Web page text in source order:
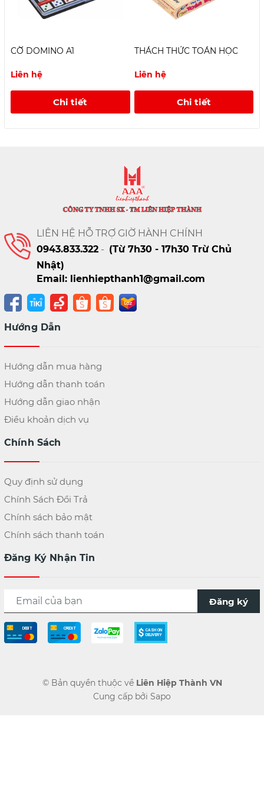
CỜ DOMINO A1
Liên hệ
Chi tiết
THÁCH THỨC TOÁN HỌC
Liên hệ
Chi tiết
LIÊN HỆ HỖ TRỢ GIỜ HÀNH CHÍNH
0943.833.322 - (Từ 7h30 - 17h30 Trừ Chủ
Nhật)
Email: lienhiepthanh1@gmail.com
Hướng Dẫn
Hướng dẫn mua hàng
Hướng dẫn thanh toán
Hướng dẫn giao nhận
Điều khoản dịch vụ
Chính Sách
Quy định sử dụng
Chính Sách Đổi Trả
Chính sách bảo mật
Chính sách thanh toán
Đăng Ký Nhận Tin
Đăng ký
© Bản quyền thuộc về Liên Hiệp Thành VN
Cung cấp bởi Sapo